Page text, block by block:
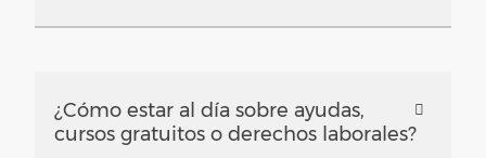
¿Cómo estar al día sobre ayudas,
cursos gratuitos o derechos laborales?